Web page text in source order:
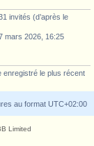
invités (d’après le
mars 2026, 16:25
enregistré le plus récent
au format UTC+02:00
Limited